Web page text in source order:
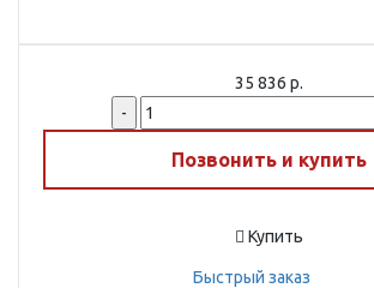
35 836 р.
-
Позвонить и купить
Купить
Быстрый заказ